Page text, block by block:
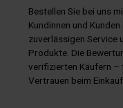
Bestellen Sie bei uns
Kundinnen und
zuverlässigen Service
Produkte. Die
verifizierten Käufern –
Vertrauen beim Einkauf.